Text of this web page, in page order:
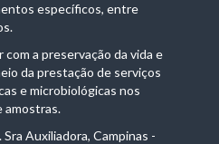
específicos, entre
a preservação da vida e
da prestação de serviços
e microbiológicas nos
amostras.
Sra Auxiliadora, Campinas -